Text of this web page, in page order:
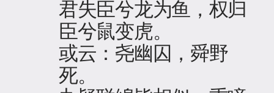
君失臣兮龙为鱼，权归
臣兮鼠变虎。
或云：尧幽囚，舜野
死。